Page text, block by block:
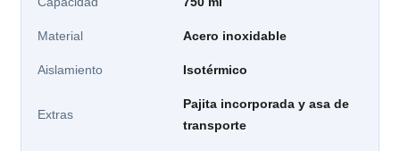
Material Acero inoxidable
Aislamiento Isotérmico
Extras
Pajita incorporada y asa de
transporte